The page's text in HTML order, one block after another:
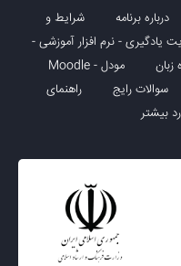
درباره برنامه
شرایط و
یادگیری - نرم افزار آموزشی -
زبان
مودل - Moodle
سوالات رایج
راهنمای
بیشتر